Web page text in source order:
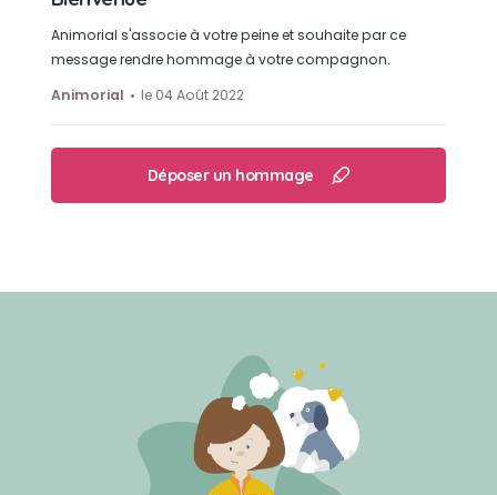
Animorial s'associe à votre peine et souhaite par ce
message rendre hommage à votre compagnon.
Animorial
le 04 Août 2022
Déposer un hommage